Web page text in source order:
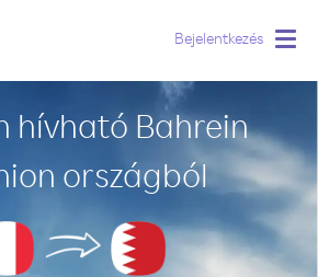
Bejelentkezés
hívható Bahrein
országból